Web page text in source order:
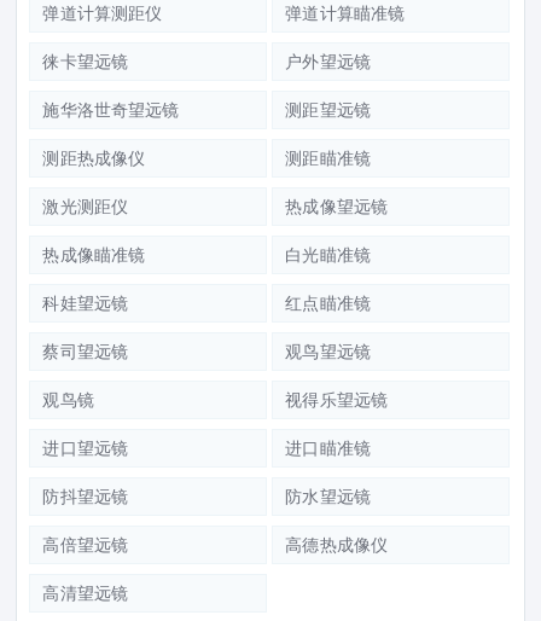
弹道计算测距仪 弹道计算瞄准镜
徕卡望远镜 户外望远镜
施华洛世奇望远镜 测距望远镜
测距热成像仪 测距瞄准镜
激光测距仪 热成像望远镜
热成像瞄准镜 白光瞄准镜
科娃望远镜 红点瞄准镜
蔡司望远镜 观鸟望远镜
观鸟镜 视得乐望远镜
进口望远镜 进口瞄准镜
防抖望远镜 防水望远镜
高倍望远镜 高德热成像仪
高清望远镜